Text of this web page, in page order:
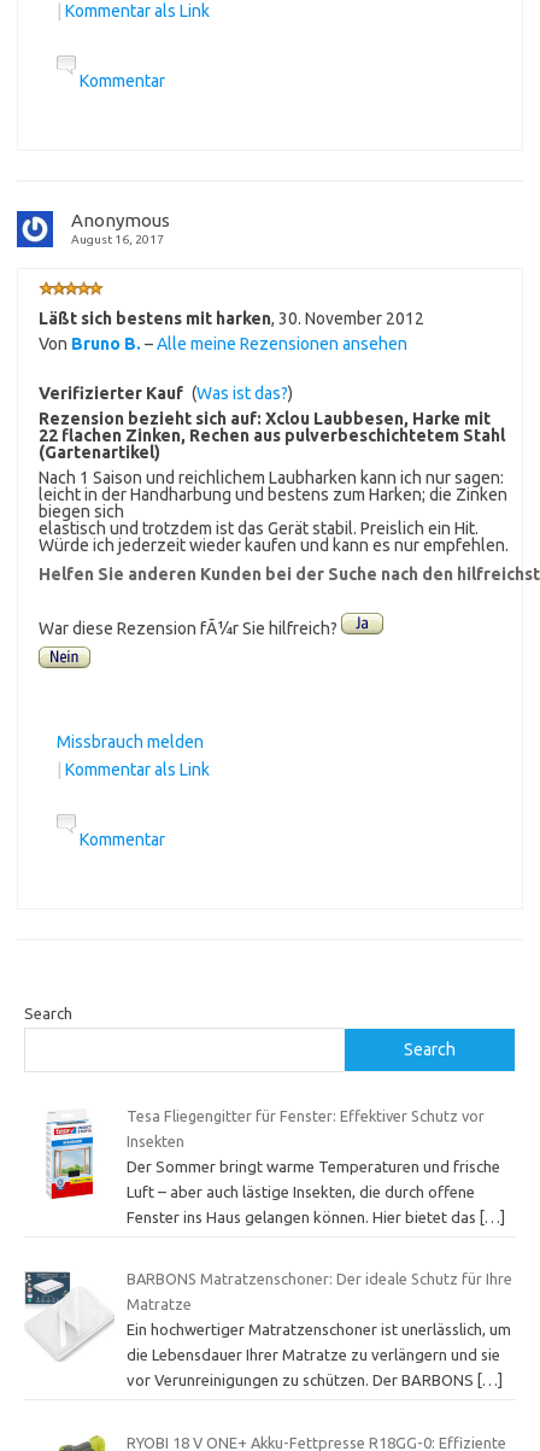
Kommentar als Link
Kommentar
Anonymous
August 16, 2017
Läßt sich bestens mit harken, 30. November 2012
Von Bruno B. –Alle meine Rezensionen ansehen
Verifizierter Kauf (Was ist das?)
Rezension bezieht sich auf: Xclou Laubbesen, Harke mit
22 flachen Zinken, Rechen aus pulverbeschichtetem Stahl
(Gartenartikel)
Nach 1 Saison und reichlichem Laubharken kann ich nur sagen:
leicht in der Handharbung und bestens zum Harken; die Zinken
biegen sich
elastisch und trotzdem ist das Gerät stabil. Preislich ein Hit.
Würde ich jederzeit wieder kaufen und kann es nur empfehlen.
Helfen Sie anderen Kunden bei der Suche nach den
War diese Rezension fÃ¼r Sie hilfreich?
Missbrauch melden
Kommentar als Link
Kommentar
Search
Search
Tesa Fliegengitter für Fenster: Effektiver Schutz vor
Insekten
Der Sommer bringt warme Temperaturen und frische
Luft – aber auch lästige Insekten, die durch offene
Fenster ins Haus gelangen können. Hier bietet das
[…]
BARBONS Matratzenschoner: Der ideale Schutz für Ihre
Matratze
Ein hochwertiger Matratzenschoner ist unerlässlich, um
die Lebensdauer Ihrer Matratze zu verlängern und sie
vor Verunreinigungen zu schützen. Der BARBONS
[…]
RYOBI 18 V ONE+ Akku-Fettpresse R18GG-0: Effiziente